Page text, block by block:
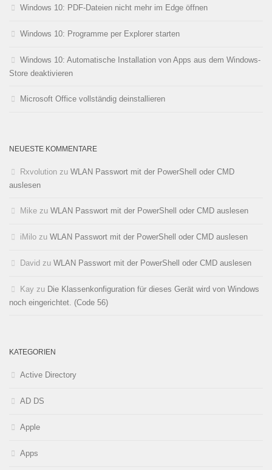
Windows 10: PDF-Dateien nicht mehr im Edge öffnen
Windows 10: Programme per Explorer starten
Windows 10: Automatische Installation von Apps aus dem Windows-
Store deaktivieren
Microsoft Office vollständig deinstallieren
NEUESTE KOMMENTARE
Rxvolution zu WLAN Passwort mit der PowerShell oder CMD
auslesen
Mike zu WLAN Passwort mit der PowerShell oder CMD auslesen
iMilo zu WLAN Passwort mit der PowerShell oder CMD auslesen
David zu WLAN Passwort mit der PowerShell oder CMD auslesen
Kay zu Die Klassenkonfiguration für dieses Gerät wird von Windows
noch eingerichtet. (Code 56)
KATEGORIEN
Active Directory
AD DS
Apple
Apps